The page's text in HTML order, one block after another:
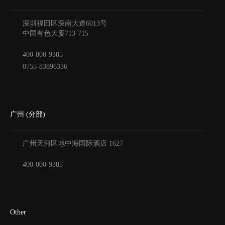
深圳福田区深南大道6013号
中国有色大厦 713-715
400-800-9385
0755-83896336
广州 (分部)
广州天河区地中海国际酒店 1627
400-800-9385
Other